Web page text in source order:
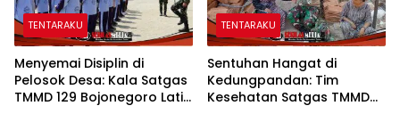
TENTARAKU
Menyemai Disiplin di
Pelosok Desa: Kala Satgas
TMMD 129 Bojonegoro Latih
TENTARAKU
Sentuhan Hangat di
Kedungpandan: Tim
Kesehatan Satgas TMMD